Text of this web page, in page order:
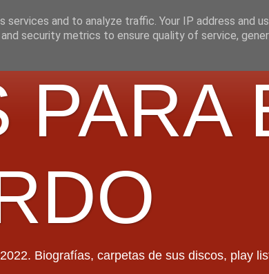
PARA
Biografías, carpetas de sus discos, play
and to analyze traffic. Your IP address and
security metrics to ensure quality of service,